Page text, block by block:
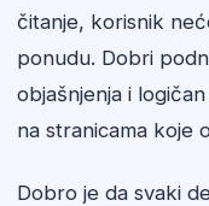
čitanje, korisnik
ponudu. Dobri
objašnjenja i
na stranicama koje
Dobro je da svaki